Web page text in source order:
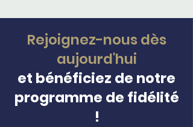
Rejoignez-nous dès
aujourd'hui
et bénéficiez de notre
programme de fidélité
!